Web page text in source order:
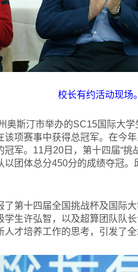
校长有约活动现场。
奥斯汀市举办的SC15国际大
项赛事中获得总冠军。在今
军。11月20日，第十四届“
团体总分450分的成绩夺冠
第十四届全国挑战杯及国际
生许弘智，以及超算团队队
才培养工作的思考，引发了全